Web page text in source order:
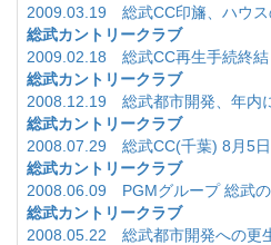
2009.03.19 総武CC印旛、ハウス
総武カントリークラブ
2009.02.18 総武CC再生手続終結
総武カントリークラブ
2008.12.19 総武都市開発、年内
総武カントリークラブ
2008.07.29 総武CC(千葉) 8月5
総武カントリークラブ
2008.06.09 PGMグループ 総武
総武カントリークラブ
2008.05.22 総武都市開発への更